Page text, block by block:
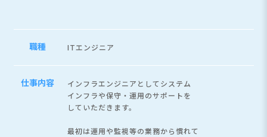
職種 ITエンジニア
仕事内容
インフラエンジニアとしてシステム
インフラや保守・運用のサポートを
していただきます。
最初は運用や監視等の業務から慣れて